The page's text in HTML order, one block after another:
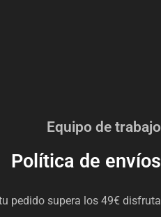
Equipo de trabajo
Política de envíos
tu pedido supera los 49€ disfruta